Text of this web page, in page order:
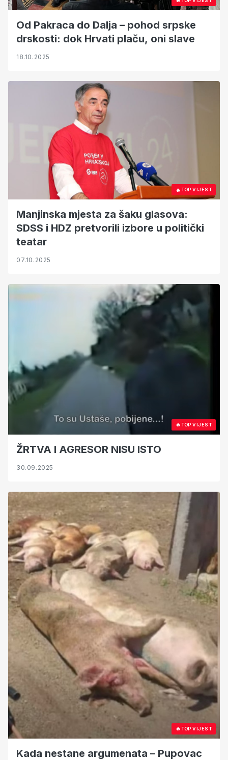
Od Pakraca do Dalja – pohod srpske
drskosti: dok Hrvati plaču, oni slave
18.10.2025
🔥TOP VIJEST
Manjinska mjesta za šaku glasova:
SDSS i HDZ pretvorili izbore u politički
teatar
07.10.2025
🔥TOP VIJEST
ŽRTVA I AGRESOR NISU ISTO
30.09.2025
🔥TOP VIJEST
Kada nestane argumenata – Pupovac